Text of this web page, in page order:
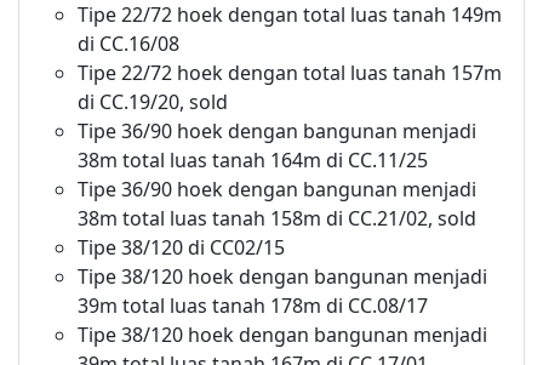
Tipe 22/72 hoek dengan total luas tanah 149m
di CC.16/08
Tipe 22/72 hoek dengan total luas tanah 157m
di CC.19/20, sold
Tipe 36/90 hoek dengan bangunan menjadi
38m total luas tanah 164m di CC.11/25
Tipe 36/90 hoek dengan bangunan menjadi
38m total luas tanah 158m di CC.21/02, sold
Tipe 38/120 di CC02/15
Tipe 38/120 hoek dengan bangunan menjadi
39m total luas tanah 178m di CC.08/17
Tipe 38/120 hoek dengan bangunan menjadi